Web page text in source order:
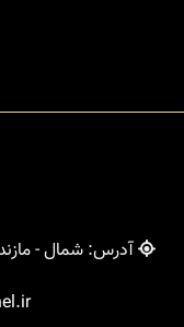
آدرس: شمال -